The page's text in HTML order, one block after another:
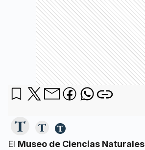
El Museo de Ciencias Naturales